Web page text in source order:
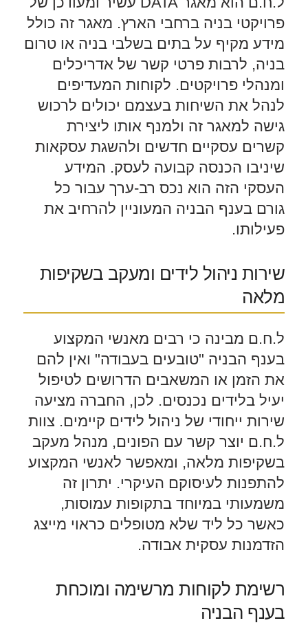
פרויקטי בניה ברחבי הארץ. מאגר זה כולל
מידע מקיף על בתים בשלבי בניה או טרום
בניה, לרבות פרטי קשר של אדריכלים
ומנהלי פרויקטים. לקוחות המעדיפים
לנהל את השיחות בעצמם יכולים לרכוש
גישה למאגר זה ולמנף אותו ליצירת
קשרים עסקיים חדשים ולהשגת עסקאות
שיניבו הכנסה קבועה לעסק. המידע
העסקי הזה הוא נכס רב-ערך עבור כל
גורם בענף הבניה המעוניין להרחיב את
פעילותו.
שירות ניהול לידים ומעקב בשקיפות
מלאה
ל.ח.ם מבינה כי רבים מאנשי המקצוע
בענף הבניה "טובעים בעבודה" ואין להם
את הזמן או המשאבים הדרושים לטיפול
יעיל בלידים נכנסים. לכן, החברה מציעה
שירות ייחודי של ניהול לידים קיימים. צוות
ל.ח.ם יוצר קשר עם הפונים, מנהל מעקב
בשקיפות מלאה, ומאפשר לאנשי המקצוע
להתפנות לעיסוקם העיקרי. יתרון זה
משמעותי במיוחד בתקופות עמוסות,
כאשר כל ליד שלא מטופלים כראוי מייצג
הזדמנות עסקית אבודה.
רשימת לקוחות מרשימה ומוכחת
בענף הבניה